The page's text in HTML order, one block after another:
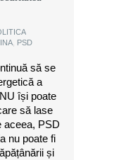
, PSD
să se
a
își poate
să lase
aceea, PSD
nu poate fi
și